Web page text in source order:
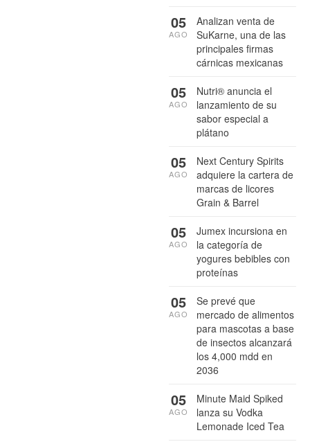
Analizan venta de
SuKarne, una de las
principales firmas
cárnicas mexicanas
05
AGO
Nutri® anuncia el
lanzamiento de su
sabor especial a
plátano
05
AGO
Next Century Spirits
adquiere la cartera de
marcas de licores
Grain & Barrel
05
AGO
Jumex incursiona en
la categoría de
yogures bebibles con
proteínas
05
AGO
Se prevé que
mercado de alimentos
para mascotas a base
de insectos alcanzará
los 4,000 mdd en
2036
05
AGO
Minute Maid Spiked
lanza su Vodka
Lemonade Iced Tea
05
AGO